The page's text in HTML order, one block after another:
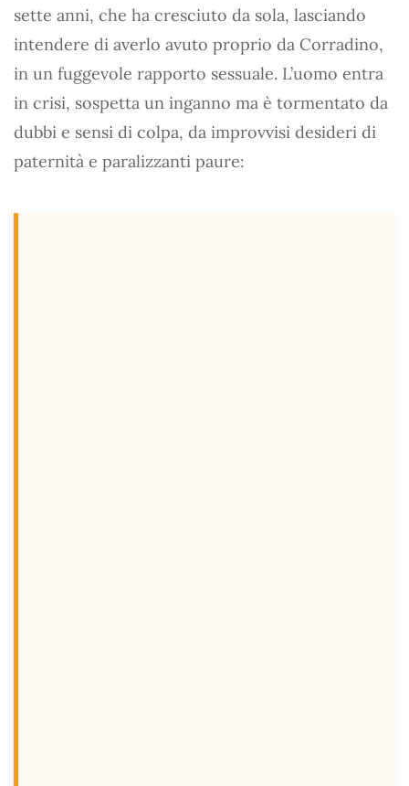
sette anni, che ha cresciuto da sola, lasciando
intendere di averlo avuto proprio da Corradino,
in un fuggevole rapporto sessuale. L’uomo entra
in crisi, sospetta un inganno ma è tormentato da
dubbi e sensi di colpa, da improvvisi desideri di
paternità e paralizzanti paure: